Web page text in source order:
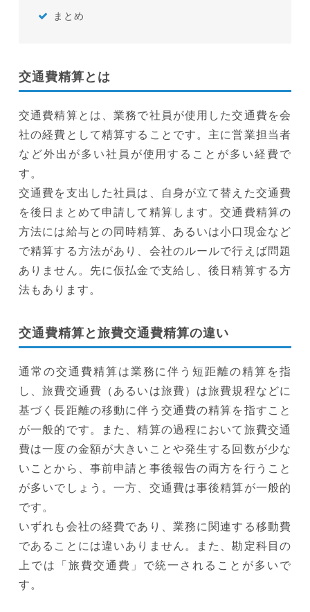
まとめ
交通費精算とは
交通費精算とは、業務で社員が使用した交通費を会
社の経費として精算することです。主に営業担当者
など外出が多い社員が使用することが多い経費で
す。
交通費を支出した社員は、自身が立て替えた交通費
を後日まとめて申請して精算します。交通費精算の
方法には給与との同時精算、あるいは小口現金など
で精算する方法があり、会社のルールで行えば問題
ありません。先に仮払金で支給し、後日精算する方
法もあります。
交通費精算と旅費交通費精算の違い
通常の交通費精算は業務に伴う短距離の精算を指
し、旅費交通費（あるいは旅費）は旅費規程などに
基づく長距離の移動に伴う交通費の精算を指すこと
が一般的です。また、精算の過程において旅費交通
費は一度の金額が大きいことや発生する回数が少な
いことから、事前申請と事後報告の両方を行うこと
が多いでしょう。一方、交通費は事後精算が一般的
です。
いずれも会社の経費であり、業務に関連する移動費
であることには違いありません。また、勘定科目の
上では「旅費交通費」で統一されることが多いで
す。